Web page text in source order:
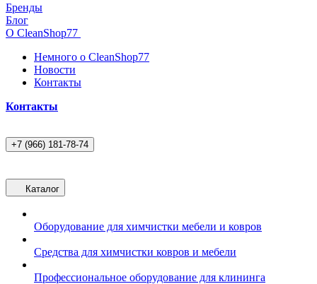
Бренды
Блог
О CleanShop77
Немного о CleanShop77
Новости
Контакты
Контакты
+7 (966) 181-78-74
Каталог
Оборудование для химчистки мебели и ковров
Средства для химчистки ковров и мебели
Профессиональное оборудование для клининга